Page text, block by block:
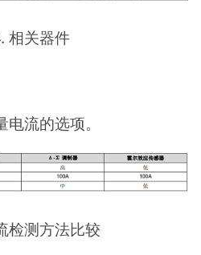
相关器件
电流的选项。
检测方法比较